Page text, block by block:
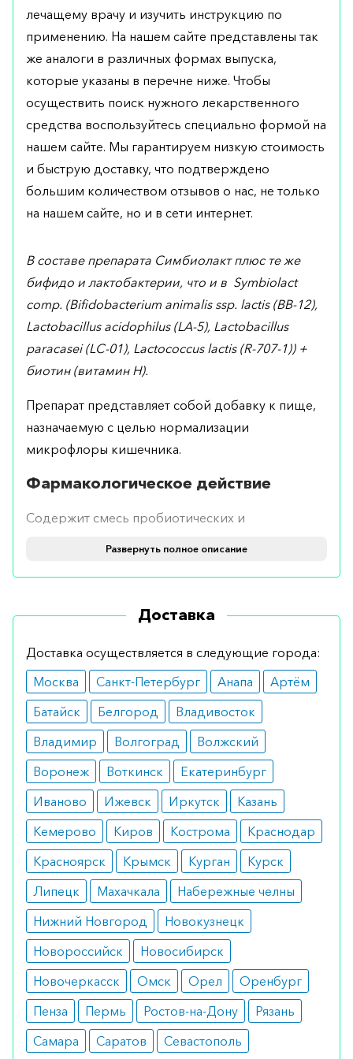
лечащему врачу и изучить инструкцию по
применению. На нашем сайте представлены так
же аналоги в различных формах выпуска,
которые указаны в перечне ниже. Чтобы
осуществить поиск нужного лекарственного
средства воспользуйтесь специально формой на
нашем сайте. Мы гарантируем низкую стоимость
и быструю доставку, что подтверждено
большим количеством отзывов о нас, не только
на нашем сайте, но и в сети интернет.
В составе препарата Симбиолакт плюс те же
бифидо и лактобактерии, что и в Symbiolact
comp. (Bifidobacterium animalis ssp. lactis (BB-12),
Lactobacillus acidophilus (LA-5), Lactobacillus
paracasei (LC-01), Lactococcus lactis (R-707-1)) +
биотин (витамин Н).
Препарат представляет собой добавку к пище,
назначаемую с целью нормализации
микрофлоры кишечника.
Фармакологическое действие
Содержит смесь пробиотических и
Одновременно с этим создаются условия,
неблагоприятные для развития патогенной
флоры что является профилактикой
заболеваний. Средство помогает переваривать
белки и улучшает всасывание полезных веществ.
Показания
Рекомендуется как взрослым, так и детям для
нормализации работы кишечника на фоне
хронических патологий, приема антибиотиков,
сульфаниламидов, язвенного колита, болезни
Крона и так далее.
Противопоказания
Препарат не имеет противопоказаний, кроме
индивидуальной непереносимости
компонентов.
Побочные эффекты
Средство оказывает только положительное
влияние и не вызывает побочных эффектов.
Развернуть полное описание
Доставка
Доставка осуществляется в следующие города:
Москва
Санкт-Петербург Анапа
Артём
Батайск
Белгород
Владивосток
Владимир
Волгоград
Волжский
Воронеж
Воткинск
Екатеринбург
Иваново
Ижевск Иркутск
Казань
Кемерово
Киров Кострома
Краснодар
Красноярск
Крымск Курган
Курск
Липецк
Махачкала
Набережные челны
Нижний Новгород
Новокузнецк
Новороссийск
Новосибирск
Новочеркасск
Омск Орел
Оренбург
Пенза
Пермь Ростов-на-Дону
Рязань
Самара
Саратов
Севастополь